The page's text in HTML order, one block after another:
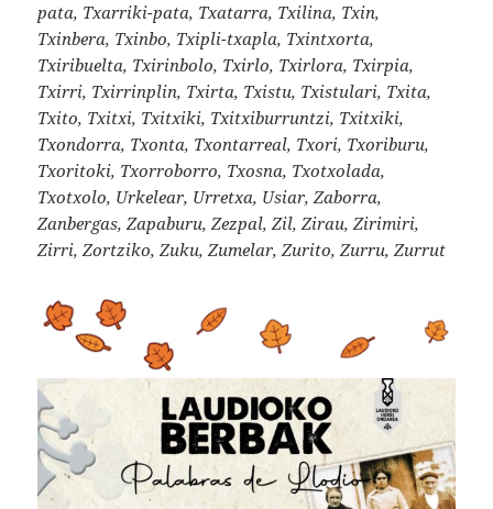
pata, Txarriki-pata, Txatarra, Txilina, Txin,
Txinbera, Txinbo, Txipli-txapla, Txintxorta,
Txiribuelta, Txirinbolo, Txirlo, Txirlora, Txirpia,
Txirri, Txirrinplin, Txirta, Txistu, Txistulari, Txita,
Txito, Txitxi, Txitxiki, Txitxiburruntzi, Txitxiki,
Txondorra, Txonta, Txontarreal, Txori, Txoriburu,
Txoritoki, Txorroborro, Txosna, Txotxolada,
Txotxolo, Urkelear, Urretxa, Usiar, Zaborra,
Zanbergas, Zapaburu, Zezpal, Zil, Zirau, Zirimiri,
Zirri, Zortziko, Zuku, Zumelar, Zurito, Zurru, Zurrut